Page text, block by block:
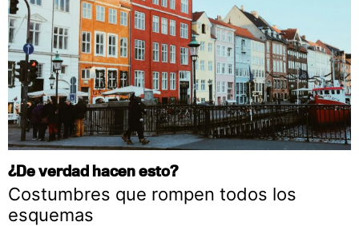
¿De verdad hacen esto?
Costumbres que rompen todos los
esquemas